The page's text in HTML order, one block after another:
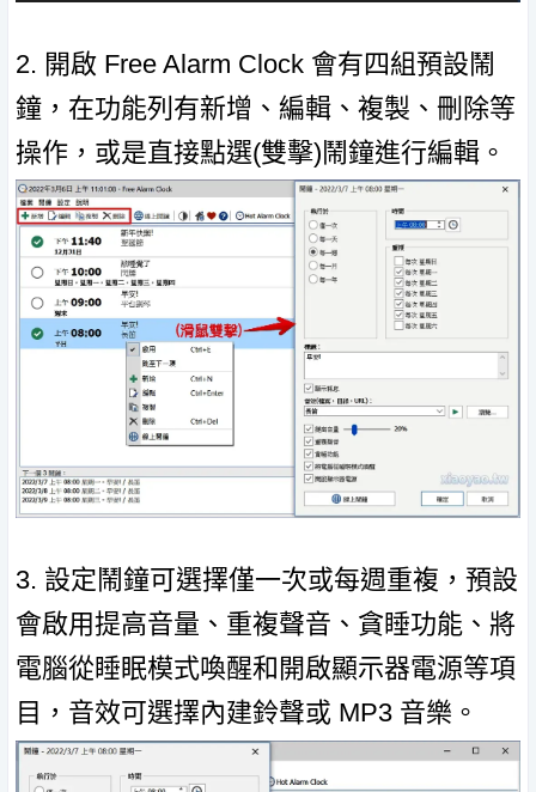
2. 開啟 Free Alarm Clock 會有四組預設鬧
鐘，在功能列有新增、編輯、複製、刪除等
操作，或是直接點選(雙擊)鬧鐘進行編輯。
3. 設定鬧鐘可選擇僅一次或每週重複，預設
會啟用提高音量、重複聲音、貪睡功能、將
電腦從睡眠模式喚醒和開啟顯示器電源等項
目，音效可選擇內建鈴聲或 MP3 音樂。